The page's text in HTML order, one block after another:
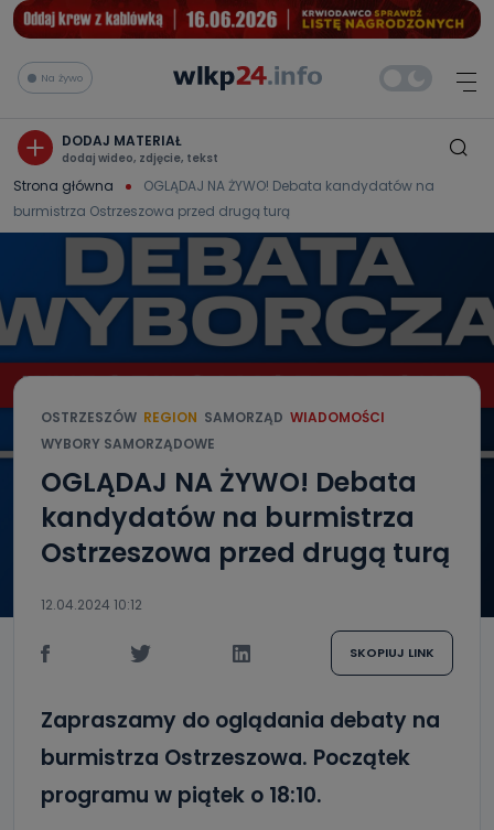
Na żywo
DODAJ MATERIAŁ
dodaj wideo, zdjęcie, tekst
Strona główna
OGLĄDAJ NA ŻYWO! Debata kandydatów na
burmistrza Ostrzeszowa przed drugą turą
OSTRZESZÓW REGION SAMORZĄD WIADOMOŚCI
WYBORY SAMORZĄDOWE
OGLĄDAJ NA ŻYWO! Debata
kandydatów na burmistrza
Ostrzeszowa przed drugą turą
12.04.2024 10:12
SKOPIUJ LINK
Zapraszamy do oglądania debaty na
burmistrza Ostrzeszowa. Początek
programu w piątek o 18:10.